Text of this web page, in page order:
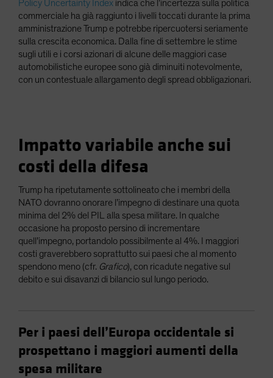
Policy Uncertainty Index indica che l’incertezza sulla politica
commerciale ha già raggiunto i livelli toccati durante la prima
amministrazione Trump e potrebbe ripercuotersi seriamente
sulla crescita economica. Dalla fine di settembre le stime
sugli utili e i corsi azionari di alcune delle maggiori case
automobilistiche europee sono già diminuiti notevolmente,
con un contestuale allargamento degli spread obbligazionari.
Impatto variabile anche sui
costi della difesa
Trump ha ripetutamente sottolineato che i membri della
NATO dovranno onorare l’impegno di destinare una quota
minima del 2% del PIL alla spesa militare. In qualche
occasione ha proposto persino di incrementare
quell’impegno, portandolo possibilmente al 4%. I maggiori
costi graverebbero soprattutto sui paesi che al momento
spendono meno (cfr. Grafico), con ricadute negative sul
debito e sui disavanzi di bilancio sul lungo periodo.
Per i paesi dell’Europa occidentale si
prospettano i maggiori aumenti della
spesa militare